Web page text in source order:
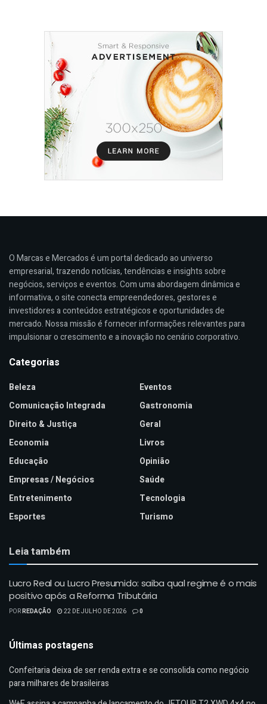
O Marcas e Mercados é um portal dedicado ao universo
empresarial, trazendo notícias, tendências e insights sobre
negócios, serviços e eventos. Com uma abordagem dinâmica e
informativa, o site conecta empreendedores, gestores e
investidores a conteúdos estratégicos e oportunidades de
mercado. Nossa missão é fornecer informações relevantes para
impulsionar o crescimento e a inovação no cenário corporativo.
Categorias
Beleza
Comunicação Integrada
Direito & Justiça
Economia
Educação
Empresas / Negócios
Entretenimento
Esportes
Eventos
Gastronomia
Geral
Livros
Opinião
Saúde
Tecnologia
Turismo
Leia também
Lucro Real ou Lucro Presumido: saiba qual regime é o mais
positivo após a Reforma Tributária
PORREDAÇÃO 22 DE JULHO DE 2026 0
Últimas postagens
Confeitaria deixa de ser renda extra e se consolida como negócio
para milhares de brasileiras